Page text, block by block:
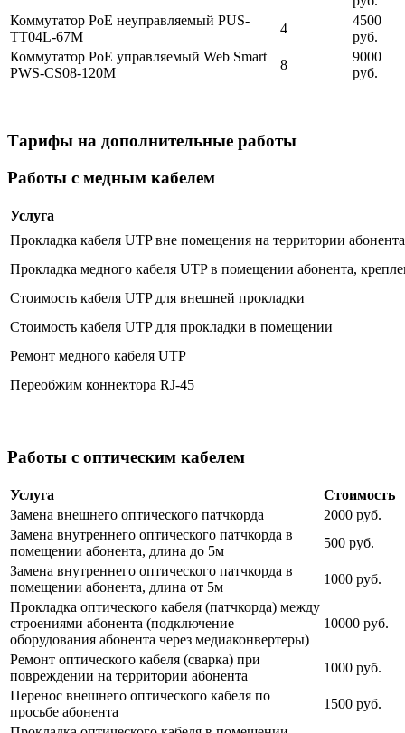
Коммутатор PoE неуправляемый PUS-
TT04L-67M
4
4500
руб.
Коммутатор PoE управляемый Web Smart
PWS-CS08-120M
8
9000
руб.
Тарифы на дополнительные работы
Работы с медным кабелем
Услуга
Прокладка кабеля UTP вне помещения на территории
Прокладка медного кабеля UTP в помещении абонента,
Стоимость кабеля UTP для внешней прокладки
Стоимость кабеля UTP для прокладки в помещении
Ремонт медного кабеля UTP
Переобжим коннектора RJ-45
Работы с оптическим кабелем
Услуга
Стоимость
Замена внешнего оптического патчкорда
2000 руб.
Замена внутреннего оптического патчкорда в
помещении абонента, длина до 5м
500 руб.
Замена внутреннего оптического патчкорда в
помещении абонента, длина от 5м
1000 руб.
Прокладка оптического кабеля (патчкорда) между
строениями абонента (подключение
оборудования абонента через медиаконвертеры)
10000 руб.
Ремонт оптического кабеля (сварка) при
повреждении на территории абонента
1000 руб.
Перенос внешнего оптического кабеля по
просьбе абонента
1500 руб.